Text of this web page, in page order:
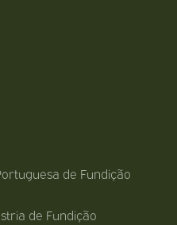
de Fundição
de Fundição